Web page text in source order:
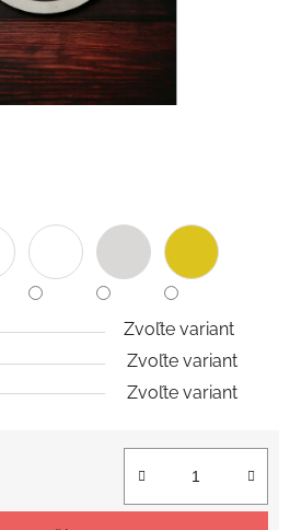
Zvoľte variant
Zvoľte variant
Zvoľte variant